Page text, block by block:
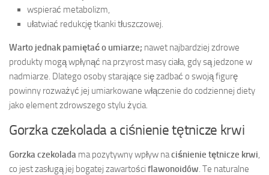
wspierać metabolizm,
ułatwiać redukcję tkanki tłuszczowej.
Warto jednak pamiętać o umiarze; nawet najbardziej zdrowe
produkty mogą wpłynąć na przyrost masy ciała, gdy są jedzone w
nadmiarze. Dlatego osoby starające się zadbać o swoją figurę
powinny rozważyć jej umiarkowane włączenie do codziennej diety
jako element zdrowszego stylu życia.
Gorzka czekolada a ciśnienie tętnicze krwi
Gorzka czekolada ma pozytywny wpływ naciśnienie tętnicze krwi
co jest zasługą jej bogatej zawartości flawonoidów . Te naturalne